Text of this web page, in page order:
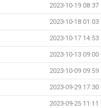
2023-10-19 08:37
2023-10-18 01:03
2023-10-17 14:53
2023-10-13 09:00
2023-10-09 09:59
2023-09-29 17:30
2023-09-25 11:11